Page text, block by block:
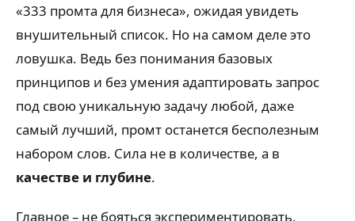
«333 промта для бизнеса», ожидая увидеть
внушительный список. Но на самом деле это
ловушка. Ведь без понимания базовых
принципов и без умения адаптировать запрос
под свою уникальную задачу любой, даже
самый лучший, промт останется бесполезным
набором слов. Сила не в количестве, а в
качестве и глубине.
Главное – не бояться экспериментировать,